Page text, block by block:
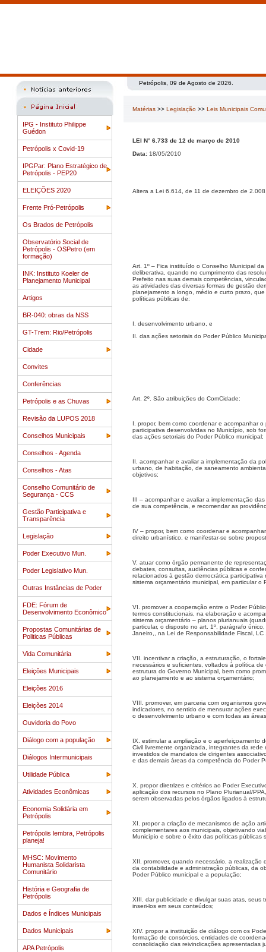
IPG - Instituto Philippe
Guédon
Petrópolis x Covid-19
IPGPar: Plano Estratégico de
Petrópolis - PEP20
ELEIÇÕES 2020
Frente Pró-Petrópolis
Os Brados de Petrópolis
Observatório Social de
Petrópolis - OSPetro (em
formação)
INK: Instituto Koeler de
Planejamento Municipal
Artigos
BR-040: obras da NSS
GT-Trem: Rio/Petrópolis
Cidade
Convites
Conferências
Petrópolis e as Chuvas
Revisão da LUPOS 2018
Conselhos Municipais
Conselhos - Agenda
Conselhos - Atas
Conselho Comunitário de
Segurança - CCS
Gestão Participativa e
Transparência
Legislação
Poder Executivo Mun.
Poder Legislativo Mun.
Outras Instâncias de Poder
FDE: Fórum de
Desenvolvimento Econômico
Propostas Comunitárias de
Politicas Públicas
Vida Comunitária
Eleições Municipais
Eleições 2016
Eleições 2014
Ouvidoria do Povo
Diálogo com a população
Diálogos Intermunicipais
Utilidade Pública
Atividades Econômicas
Economia Solidária em
Petrópolis
Petrópolis lembra, Petrópolis
planeja!
MHSC: Movimento
Humanista Solidarista
Comunitário
História e Geografia de
Petrópolis
Dados e Índices Municipais
Dados Municipais
APA Petrópolis
Petrópolis, 09 de Agosto de 2026.
Matérias >> Legislação >> Leis Municipais
LEI N° 6.733 de 12 de março de 2010
Data: 18/05/2010
Altera a Lei 6.614, de 11 de dezembro de
Art. 1º – Fica instituído o Conselho Municipal
deliberativa, quando no cumprimento das
Prefeito nas suas demais competências,
as atividades das diversas formas de gestão
planejamento a longo, médio e curto prazo,
políticas públicas de:
I. desenvolvimento urbano, e
II. das ações setoriais do Poder Público
Art. 2º. São atribuições do ComCidade:
I. propor, bem como coordenar e acompanhar
participativa desenvolvidas no Município, sob
das ações setoriais do Poder Público municipal;
II. acompanhar e avaliar a implementação da
urbano, de habitação, de saneamento
objetivos;
III – acompanhar e avaliar a implementação
de sua competência, e recomendar as
IV – propor, bem como coordenar e
direito urbanístico, e manifestar-se sobre
V. atuar como órgão permanente de
debates, consultas, audiências públicas e
relacionados à gestão democrática
sistema orçamentário municipal, em particular
VI. promover a cooperação entre o Poder
termos constitucionais, na elaboração e
sistema orçamentário – planos plurianuais
particular, o disposto no art. 1º, parágrafo
Janeiro,, na Lei de Responsabilidade Fiscal,
VII. incentivar a criação, a estruturação, o
necessários e suficientes, voltados à política
estrutura do Governo Municipal, bem como
ao planejamento e ao sistema orçamentário;
VIII. promover, em parceria com organismos
indicadores, no sentido de mensurar ações
o desenvolvimento urbano e com todas as
IX. estimular a ampliação e o aperfeiçoamento
Civil livremente organizada, integrantes da
investidos de mandatos de dirigentes
e das demais áreas da competência do Poder
X. propor diretrizes e critérios ao Poder
aplicação dos recursos no Plano Plurianual/
serem observadas pelos órgãos ligados à
XI. propor a criação de mecanismos de ação
complementares aos municipais, objetivando
Município e sobre o êxito das políticas públicas
XII. promover, quando necessário, a
da contabilidade e administração públicas, da
Poder Público municipal e a população;
XIII. dar publicidade e divulgar suas atas, seus
inseri-los em seus conteúdos;
XIV. propor a instituição de diálogo com os
formação de consórcios, entidades de
consolidação das reivindicações apresentadas